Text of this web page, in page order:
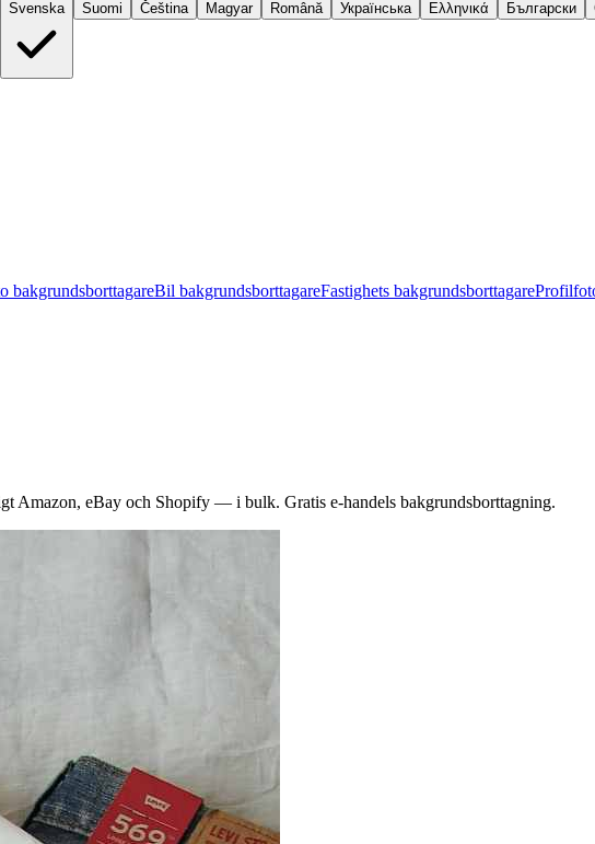
Svenska Suomi Čeština Magyar Română Українська Ελληνικά Български
bakgrundsborttagareBil bakgrundsborttagareFastighets bakgrundsborttagare
Amazon, eBay och Shopify — i bulk. Gratis e-handels bakgrundsborttagning.